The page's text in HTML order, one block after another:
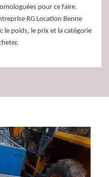
pour ce faire.
RG Location Benne
le poids, le prix et la catégorie